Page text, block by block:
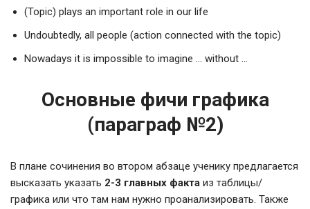
(Topic) plays an important role in our life
Undoubtedly, all people (action connected with the topic)
Nowadays it is impossible to imagine … without …
Основные фичи графика
(параграф №2)
В плане сочинения во втором абзаце ученику предлагается
высказать указать 2-3 главных факта из таблицы/
графика или что там нам нужно проанализировать. Также